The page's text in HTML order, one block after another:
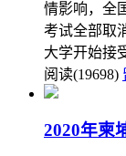
情影响，全
考试全部取
大学开始接
阅读(19698)
2020年柬